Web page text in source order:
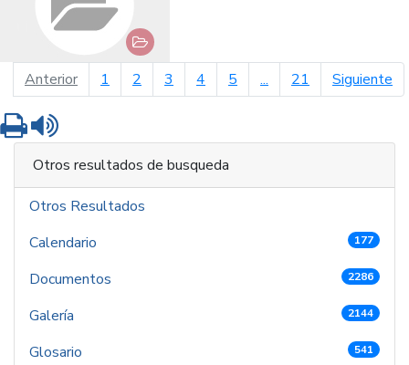
Anteriorpágina anterior
1 2 3 4 5 ... 21 Siguiente
Imprimir
Otros resultados de busqueda
Otros Resultados
Calendario
177
Documentos 2286
Galería 2144
Glosario 541